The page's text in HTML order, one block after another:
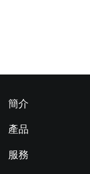
簡介
新聞中心
產品
服務